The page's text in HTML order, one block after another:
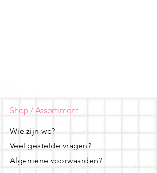
Shop / Assortiment
Wie zijn we?
Veel gestelde vragen?
Algemene voorwaarden?